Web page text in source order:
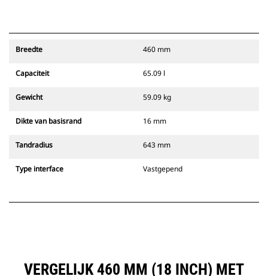
Breedte 460 mm
Capaciteit 65.09 l
Gewicht 59.09 kg
Dikte van basisrand 16 mm
Tandradius 643 mm
Type interface Vastgepend
VERGELIJK 460 MM (18 INCH) MET